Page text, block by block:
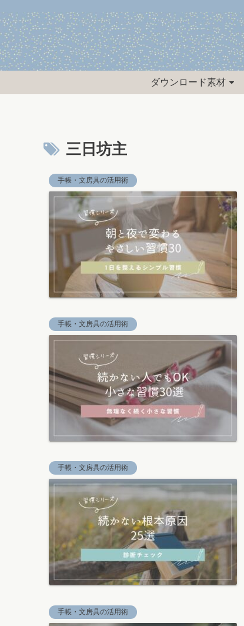
ダウンロード素材
三日坊主
手帳・文房具の活用術
手帳・文房具の活用術
手帳・文房具の活用術
手帳・文房具の活用術